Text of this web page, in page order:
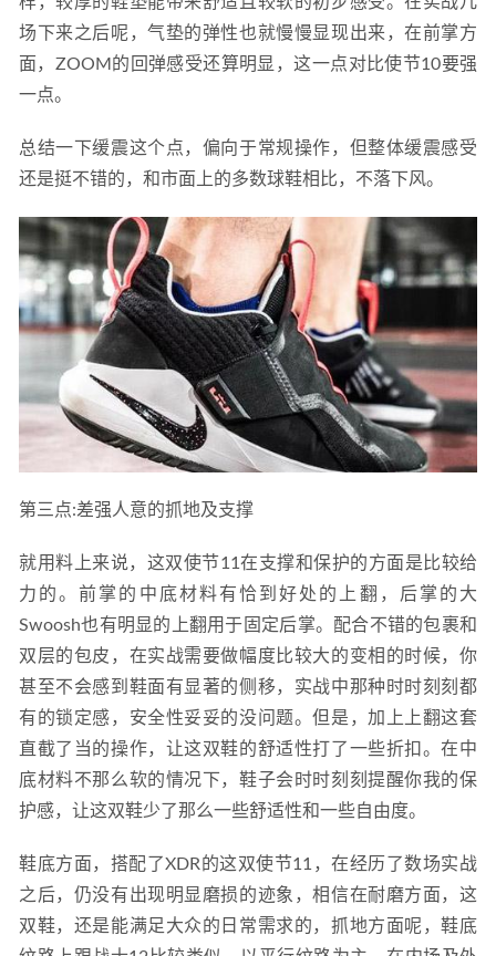
场下来之后呢，气垫的弹性也就慢慢显现出来，在前掌方
面，ZOOM的回弹感受还算明显，这一点对比使节10要强
一点。
总结一下缓震这个点，偏向于常规操作，但整体缓震感受
还是挺不错的，和市面上的多数球鞋相比，不落下风。
第三点:差强人意的抓地及支撑
就用料上来说，这双使节11在支撑和保护的方面是比较给
力的。前掌的中底材料有恰到好处的上翻，后掌的大
Swoosh也有明显的上翻用于固定后掌。配合不错的包裹和
双层的包皮，在实战需要做幅度比较大的变相的时候，你
甚至不会感到鞋面有显著的侧移，实战中那种时时刻刻都
有的锁定感，安全性妥妥的没问题。但是，加上上翻这套
直截了当的操作，让这双鞋的舒适性打了一些折扣。在中
底材料不那么软的情况下，鞋子会时时刻刻提醒你我的保
护感，让这双鞋少了那么一些舒适性和一些自由度。
鞋底方面，搭配了XDR的这双使节11，在经历了数场实战
之后，仍没有出现明显磨损的迹象，相信在耐磨方面，这
双鞋，还是能满足大众的日常需求的，抓地方面呢，鞋底